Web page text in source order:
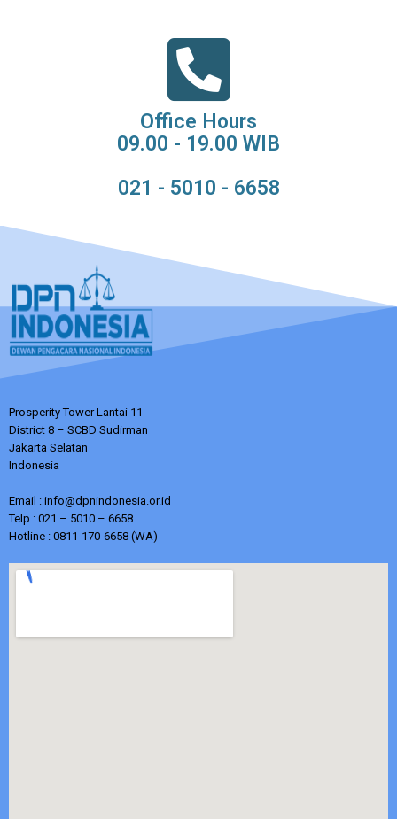
Office Hours
09.00 - 19.00 WIB
021 - 5010 - 6658
Prosperity Tower Lantai 11
District 8 – SCBD Sudirman
Jakarta Selatan
Indonesia
Email : info@dpnindonesia.or.id
Telp : 021 – 5010 – 6658
Hotline : 0811-170-6658 (WA)